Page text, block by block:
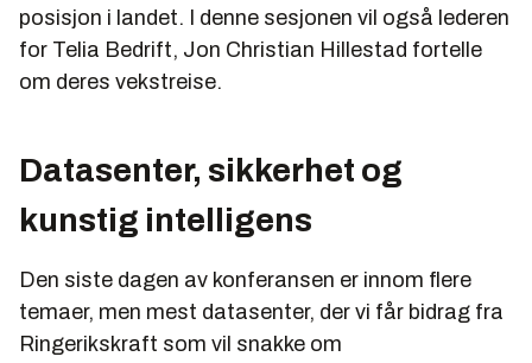
posisjon i landet. I denne sesjonen vil også lederen
for Telia Bedrift, Jon Christian Hillestad fortelle
om deres vekstreise.
Datasenter, sikkerhet og
kunstig intelligens
Den siste dagen av konferansen er innom flere
temaer, men mest datasenter, der vi får bidrag fra
Ringerikskraft som vil snakke om